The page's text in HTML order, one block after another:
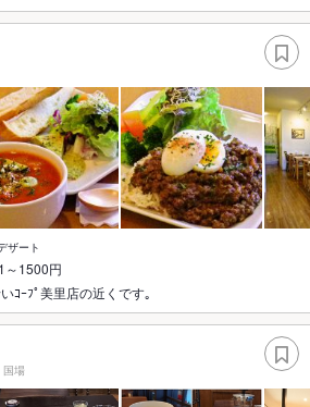
ート
～1500円
ｺｰﾌﾟ美里店の近くです｡
国場